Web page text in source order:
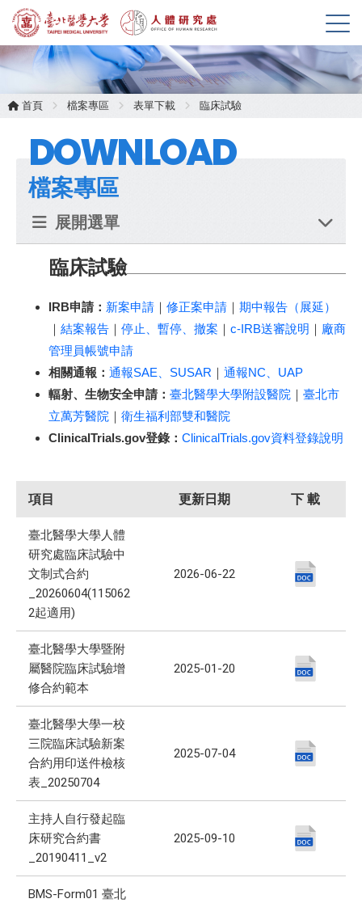
展
開
選
單
首頁 檔案專區 表單下載 臨床試驗
DOWNLOAD
檔案專區
展開選單
臨床試驗
IRB申請： 新案申請 ｜ 修正案申請 ｜ 期中報告（展延）
｜ 結案報告 ｜ 停止、暫停、撤案 ｜ c-IRB送審說明 ｜ 廠商
管理員帳號申請
相關通報： 通報SAE、SUSAR ｜ 通報NC、UAP
輻射、生物安全申請： 臺北醫學大學附設醫院 ｜​​​​​​​ 臺北市
立萬芳醫院 ｜​​​​​​​ 衛生福利部雙和醫院
ClinicalTrials.gov登錄： ClinicalTrials.gov資料登錄說明
項目 更新日期 下 載
臺北醫學大學人體
研究處臨床試驗中
文制式合約
_20260604(115062
2起適用)
2026-06-22
臺北醫學大學暨附
屬醫院臨床試驗增
修合約範本
2025-01-20
臺北醫學大學一校
三院臨床試驗新案
合約用印送件檢核
表_20250704
2025-07-04
主持人自行發起臨
床研究合約書
_20190411_v2
2025-09-10
BMS-Form01 臺北